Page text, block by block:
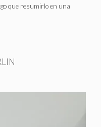
que resumirlo en una